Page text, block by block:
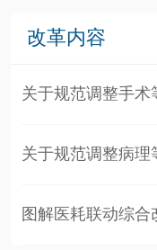
改革内容
关于规范调整手术
关于规范调整病理
图解医耗联动综合